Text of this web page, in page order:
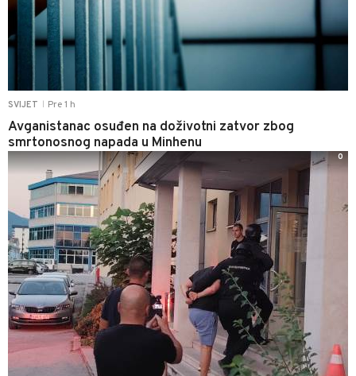
SVIJET Pre 1 h
Avganistanac osuđen na doživotni zatvor zbog
smrtonosnog napada u Minhenu
0